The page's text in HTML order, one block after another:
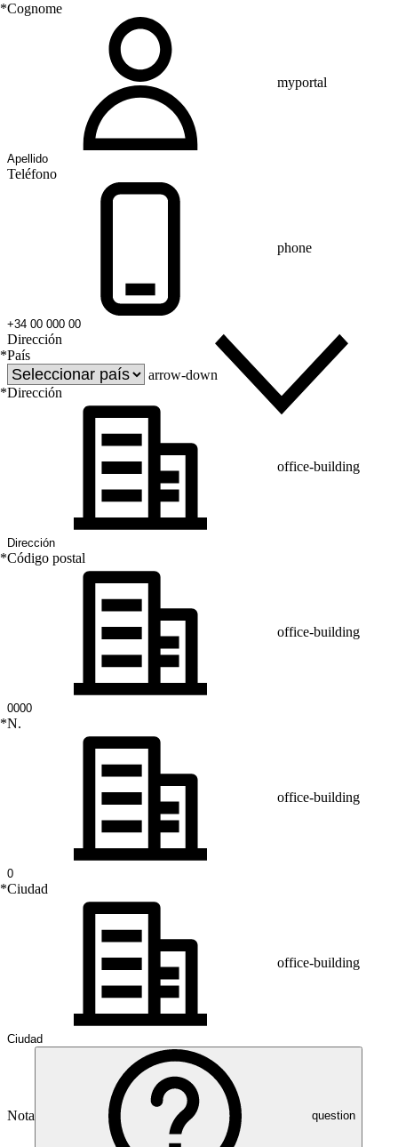
*Cognome
myportal
Teléfono
phone
Dirección
*País
arrow-down
*Dirección
office-building
*Código postal
office-building
*N.
office-building
*Ciudad
office-building
Nota question